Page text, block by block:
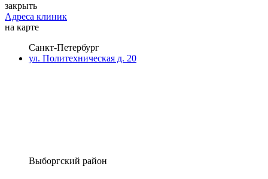
закрыть
Адреса клиник
на карте
Санкт-Петербург
ул. Политехническая д. 20
Выборгский район